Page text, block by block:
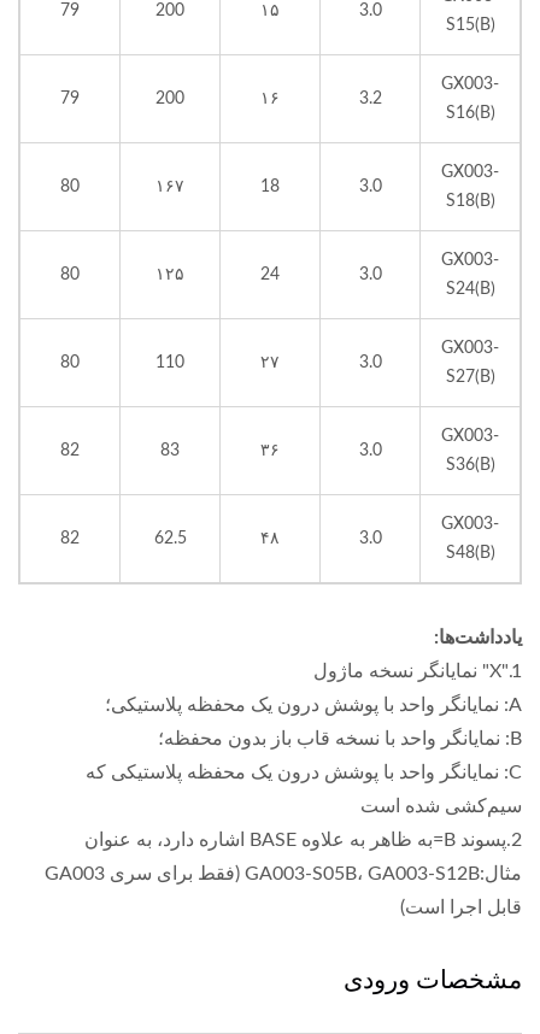
S15(B)
3.0 ۱۵ 200
79
GX003-
S16(B)
3.2 ۱۶ 200
79
GX003-
S18(B)
3.0
18 ۱۶۷ 80
GX003-
S24(B)
3.0
24 ۱۲۵ 80
GX003-
S27(B)
3.0 ۲۷ 110
80
GX003-
S36(B)
3.0 ۳۶ 83
82
GX003-
S48(B)
3.0 ۴۸ 62.5
82
یادداشت‌ها:
1."X" نمایانگر نسخه ماژول
A: نمایانگر واحد با پوشش درون یک محفظه پلاستیکی؛
B: نمایانگر واحد با نسخه قاب باز بدون محفظه؛
C: نمایانگر واحد با پوشش درون یک محفظه پلاستیکی که
سیم‌کشی شده است
2.پسوند B=به ظاهر به علاوه BASE اشاره دارد، به عنوان
مثال:GA003-S05B، GA003-S12B (فقط برای سری GA003
قابل اجرا است)
مشخصات ورودی